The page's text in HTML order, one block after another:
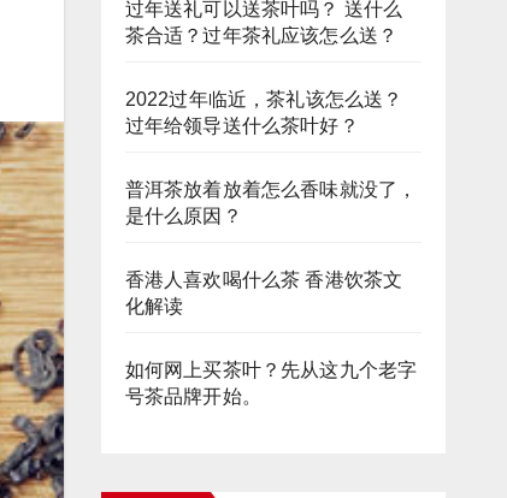
过年送礼可以送茶叶吗？ 送什么
茶合适？过年茶礼应该怎么送？
2022过年临近，茶礼该怎么送？
过年给领导送什么茶叶好？
普洱茶放着放着怎么香味就没了，
是什么原因？
香港人喜欢喝什么茶 香港饮茶文
化解读
如何网上买茶叶？先从这九个老字
号茶品牌开始。